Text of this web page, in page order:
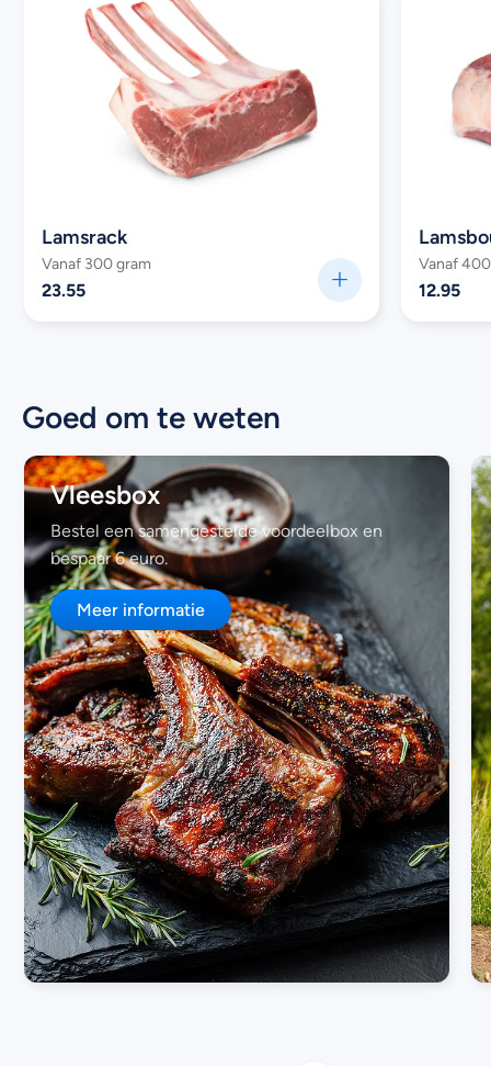
Lamsrack
Vanaf 300 gram
23.55
Vanaf
12.95
Goed om te weten
Vleesbox
Bestel een samengestelde voordeelbox en
bespaar 6 euro.
Meer informatie